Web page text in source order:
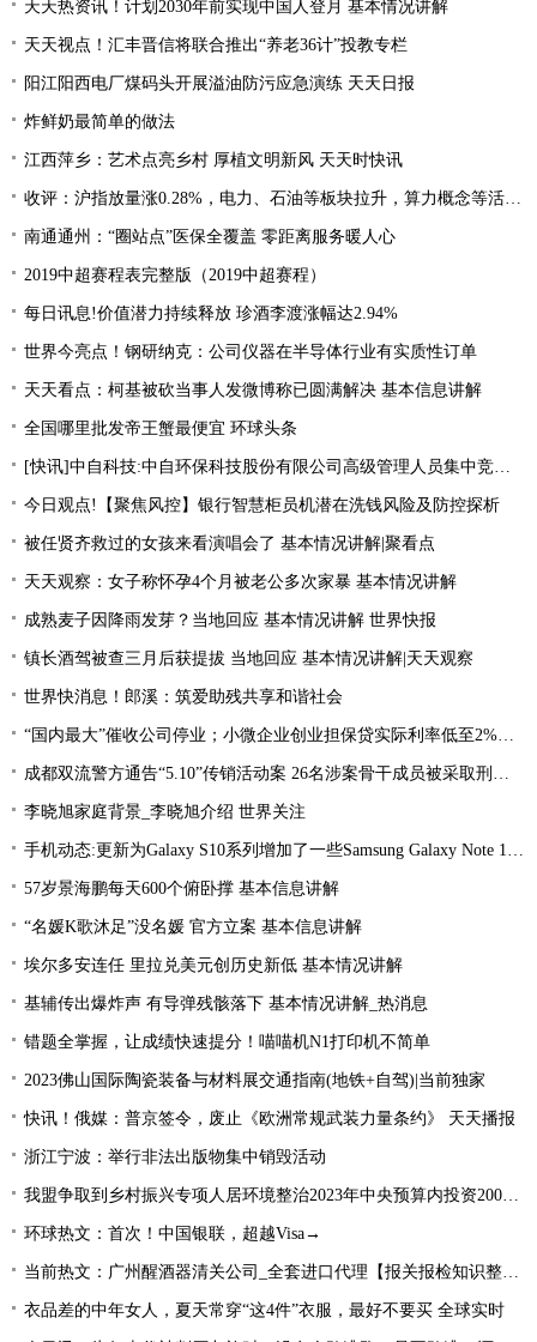
天天热资讯！计划2030年前实现中国人登月 基本情况讲解
天天视点！汇丰晋信将联合推出“养老36计”投教专栏
阳江阳西电厂煤码头开展溢油防污应急演练 天天日报
炸鲜奶最简单的做法
江西萍乡：艺术点亮乡村 厚植文明新风 天天时快讯
收评：沪指放量涨0.28%，电力、石油等板块拉升，算力概念等活跃 每日关注
南通通州：“圈站点”医保全覆盖 零距离服务暖人心
2019中超赛程表完整版（2019中超赛程）
每日讯息!价值潜力持续释放 珍酒李渡涨幅达2.94%
世界今亮点！钢研纳克：公司仪器在半导体行业有实质性订单
天天看点：柯基被砍当事人发微博称已圆满解决 基本信息讲解
全国哪里批发帝王蟹最便宜 环球头条
[快讯]中自科技:中自环保科技股份有限公司高级管理人员集中竞价减持股份进展|观焦点
今日观点!【聚焦风控】银行智慧柜员机潜在洗钱风险及防控探析
被任贤齐救过的女孩来看演唱会了 基本情况讲解|聚看点
天天观察：女子称怀孕4个月被老公多次家暴 基本情况讲解
成熟麦子因降雨发芽？当地回应 基本情况讲解 世界快报
镇长酒驾被查三月后获提拔 当地回应 基本情况讲解|天天观察
世界快消息！郎溪：筑爱助残共享和谐社会
“国内最大”催收公司停业；小微企业创业担保贷实际利率低至2%左右；趣店、爱财注销小贷牌照丨21消费金融参考-当前看点
成都双流警方通告“5.10”传销活动案 26名涉案骨干成员被采取刑事强制措施 环球热文
李晓旭家庭背景_李晓旭介绍 世界关注
手机动态:更新为Galaxy S10系列增加了一些Samsung Galaxy Note 10功能|环球消息
57岁景海鹏每天600个俯卧撑 基本信息讲解
“名媛K歌沐足”没名媛 官方立案 基本信息讲解
埃尔多安连任 里拉兑美元创历史新低 基本情况讲解
基辅传出爆炸声 有导弹残骸落下 基本情况讲解_热消息
错题全掌握，让成绩快速提分！喵喵机N1打印机不简单
2023佛山国际陶瓷装备与材料展交通指南(地铁+自驾)|当前独家
快讯！俄媒：普京签令，废止《欧洲常规武装力量条约》 天天播报
浙江宁波：举行非法出版物集中销毁活动
我盟争取到乡村振兴专项人居环境整治2023年中央预算内投资2000万元
环球热文：首次！中国银联，超越Visa→
当前热文：广州醒酒器清关公司_全套进口代理【报关报检知识整理】
衣品差的中年女人，夏天常穿“这4件”衣服，最好不要买 全球实时